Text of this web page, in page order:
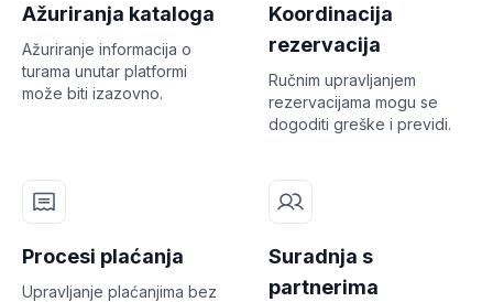
Ažuriranja kataloga
Ažuriranje informacija o
turama unutar platformi
može biti izazovno.
Koordinacija
rezervacija
Ručnim upravljanjem
rezervacijama mogu se
dogoditi greške i previdi.
Procesi plaćanja
Upravljanje plaćanjima bez
Suradnja s
partnerima